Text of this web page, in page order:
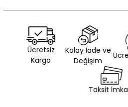
Ücretsiz
Kargo
Kolay İade ve
Değişim
Taksit